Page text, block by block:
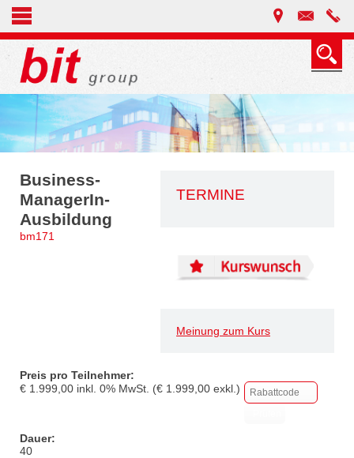
TERMINE
Meinung zum Kurs
Business-
ManagerIn-
Ausbildung
bm171
Preis pro Teilnehmer:
€ 1.999,00 inkl. 0% MwSt. (€ 1.999,00 exkl.)
Dauer:
40